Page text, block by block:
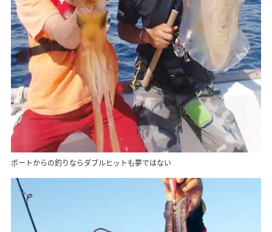
ボートからの釣りならダブルヒットも夢ではない